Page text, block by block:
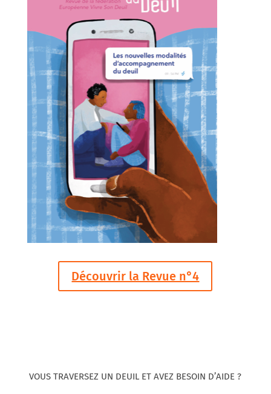
Découvrir la Revue n°4
VOUS TRAVERSEZ UN DEUIL ET AVEZ BESOIN D’AIDE ?